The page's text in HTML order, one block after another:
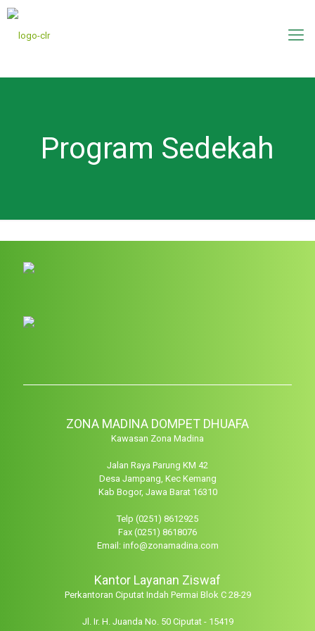
Program Sedekah
ZONA MADINA DOMPET DHUAFA
Kawasan Zona Madina
Jalan Raya Parung KM 42
Desa Jampang, Kec Kemang
Kab Bogor, Jawa Barat 16310
Telp (0251) 8612925
Fax (0251) 8618076
Email: info@zonamadina.com
Kantor Layanan Ziswaf
Perkantoran Ciputat Indah Permai Blok C 28-29
Jl. Ir. H. Juanda No. 50 Ciputat - 15419